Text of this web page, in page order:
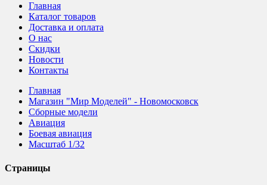
Главная
Каталог товаров
Доставка и оплата
О нас
Скидки
Новости
Контакты
Главная
Магазин "Мир Моделей" - Новомосковск
Сборные модели
Авиация
Боевая авиация
Масштаб 1/32
Страницы